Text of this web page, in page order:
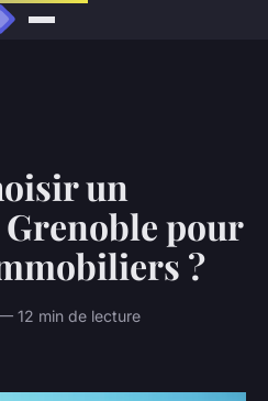
un
pour
?
12 min de lecture